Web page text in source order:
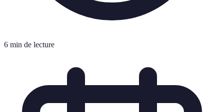
6 min de lecture